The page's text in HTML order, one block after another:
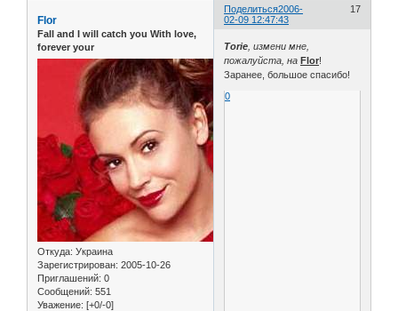
Поделиться 17
2006-
02-09 12:47:43
Flor
Fall and I will catch you With love,
forever your
Откуда: Украина
Зарегистрирован: 2005-10-26
Приглашений: 0
Сообщений: 551
Уважение: [+0/-0]
Torie , измени мне,
пожалуйста, наFlor!
Заранее, большое спасибо!
0